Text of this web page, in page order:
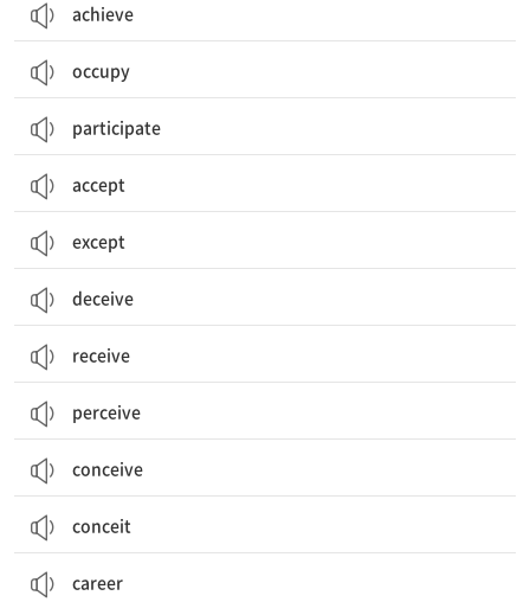
achieve
occupy
participate
accept
except
deceive
receive
perceive
conceive
conceit
career